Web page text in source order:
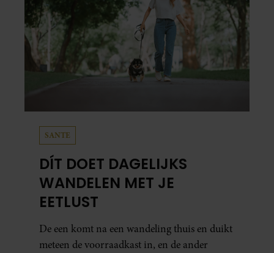
SANTE
DÍT DOET DAGELIJKS
WANDELEN MET JE
EETLUST
De een komt na een wandeling thuis en duikt
meteen de voorraadkast in, en de ander